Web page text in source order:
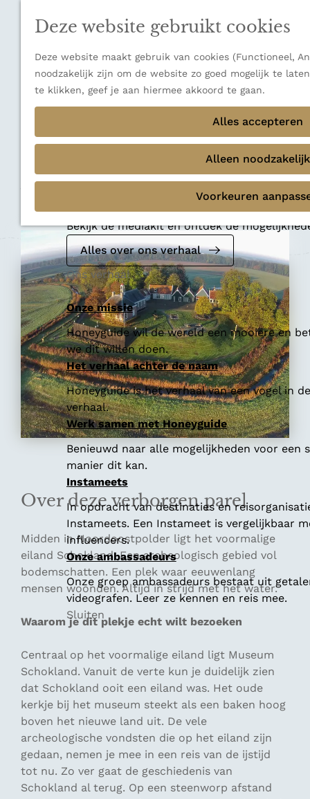
Deze website gebruikt cookies
Deze website maakt gebruik van cookies (Functioneel,
noodzakelijk zijn om de website zo goed mogelijk te
te klikken, geef je aan hiermee akkoord te gaan.
Alles accepteren
Alleen noodzakelijk
Voorkeuren
Terug Ons verhaal
Bekijk de mediakit en ontdek de
Alles over ons verhaal
Ons verhaal
Onze missie
Honeyguide wil de wereld een mooiere en
we dit willen doen.
Het verhaal achter de naam
Honeyguide is het verhaal van een vogel in
verhaal.
Werk samen met Honeyguide
Benieuwd naar alle mogelijkheden voor een
manier dit kan.
Instameets
In opdracht van destinaties en
Instameets. Een Instameet is vergelijkbaar
influencers.
Onze ambassadeurs
Onze groep ambassadeurs bestaat uit
videografen. Leer ze kennen en reis mee.
Sluiten
Museum Schokland
Geschiedenis
Voeg toe als favoriet
Over deze verborgen parel
Midden in Noordoostpolder ligt het voormalige
eiland Schokland. Een archeologisch gebied vol
bodemschatten. Een plek waar eeuwenlang
mensen woonden. Altijd in strijd met het water.
Waarom je dit plekje echt wilt bezoeken
Centraal op het voormalige eiland ligt Museum
Schokland. Vanuit de verte kun je duidelijk zien
dat Schokland ooit een eiland was. Het oude
kerkje bij het museum steekt als een baken hoog
boven het nieuwe land uit. De vele
archeologische vondsten die op het eiland zijn
gedaan, nemen je mee in een reis van de ijstijd
tot nu. Zo ver gaat de geschiedenis van
Schokland al terug. Op een steenworp afstand